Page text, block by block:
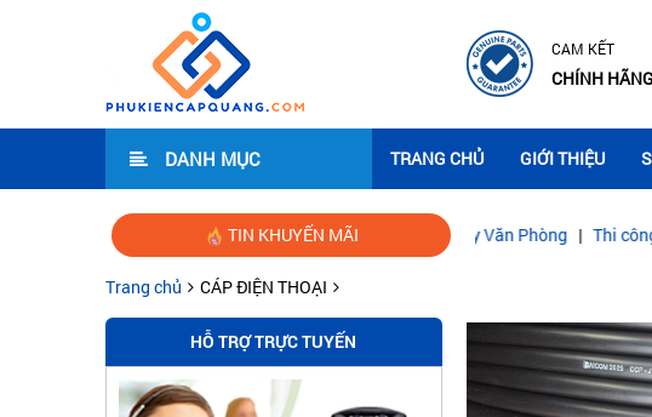
CAM KẾT
CHÍNH HÃNG
DANH MỤC TRANG CHỦ GIỚI THIỆU
TIN KHUYẾN MÃI
Hướng dẫn lắp đặt mạng Wifi cho Công ty Văn Phòng |Thi công lắp đặt
Trang chủ CÁP ĐIỆN THOẠI
HỖ TRỢ TRỰC TUYẾN